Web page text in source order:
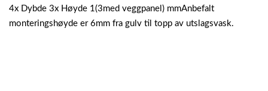
4x Dybde 3x Høyde 1(3med veggpanel) mmAnbefalt
monteringshøyde er 6mm fra gulv til topp av utslagsvask.